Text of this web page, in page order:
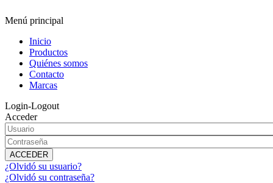
Menú principal
Inicio
Productos
Quiénes somos
Contacto
Marcas
Login-Logout
Acceder
¿Olvidó su usuario?
¿Olvidó su contraseña?